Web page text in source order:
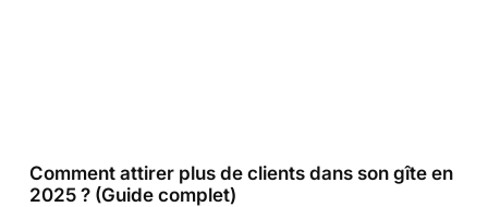
Comment attirer plus de clients dans son gîte en
2025 ? (Guide complet)